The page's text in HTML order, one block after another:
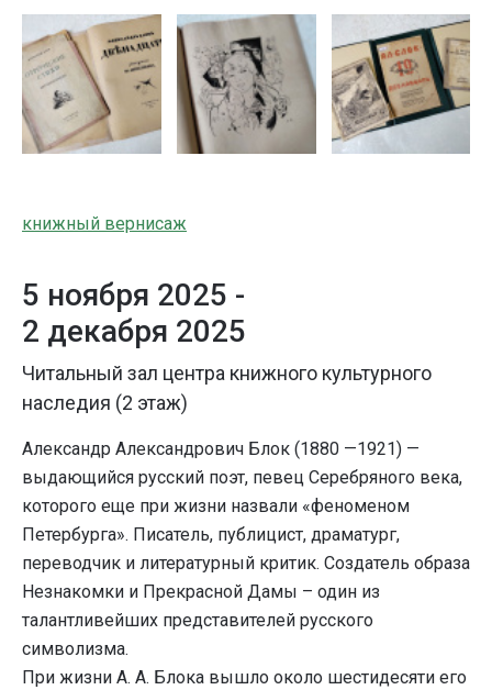
книжный вернисаж
5 ноября 2025 -
2 декабря 2025
Читальный зал центра книжного культурного
наследия (2 этаж)
Александр Александрович Блок (1880 —1921) —
выдающийся русский поэт, певец Серебряного века,
которого еще при жизни назвали «феноменом
Петербурга». Писатель, публицист, драматург,
переводчик и литературный критик. Создатель образа
Незнакомки и Прекрасной Дамы – один из
талантливейших представителей русского
символизма.
При жизни А. А. Блока вышло около шестидесяти его